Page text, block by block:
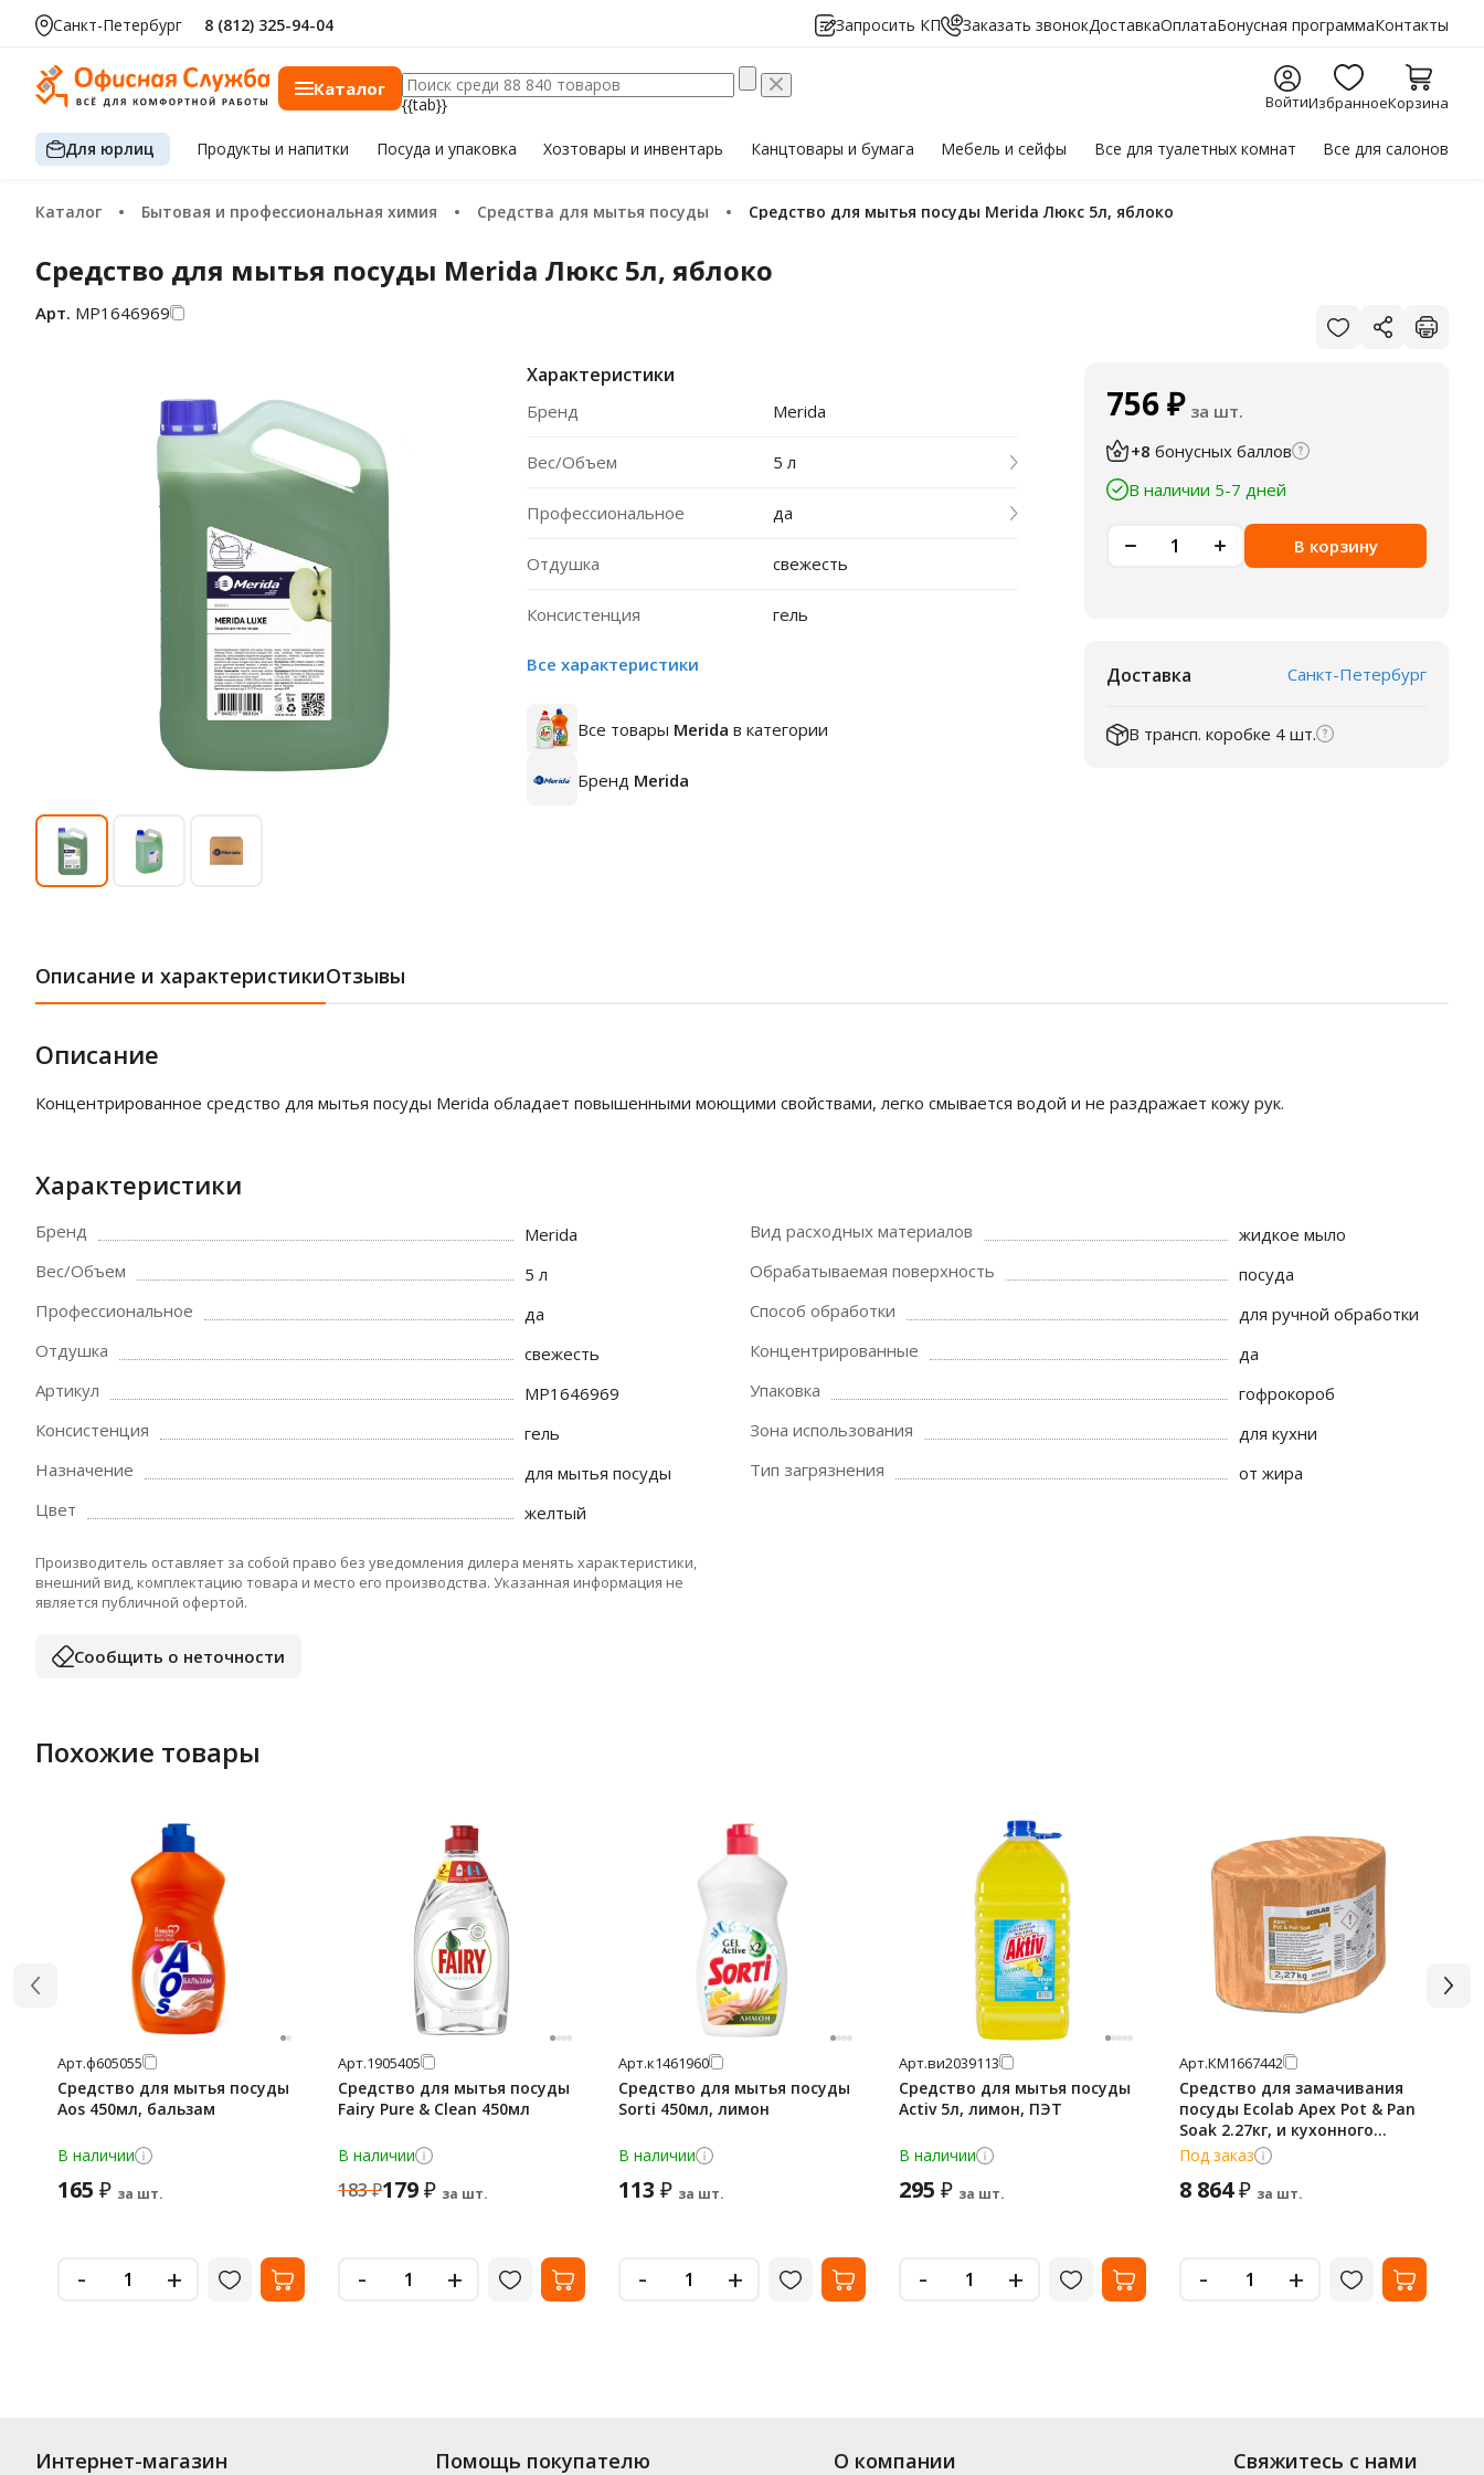
Санкт-Петербург 8 (812) 325-94-04 Запросить КП Заказать звонокДоставкаОплатаБонусная программаКонтакты
Каталог
{{tab}} ВойтиИзбранноеКорзина
Для юрлиц Продуктыи напитки Посуда и упаковка Хозтоварыи инвентарь Канцтовары и бумага Мебельи сейфы Все для туалетных комнат Все для салонов
Каталог Бытовая и профессиональная химия Средства для мытья посуды Средство для мытья посуды Merida Люкс 5л, яблоко
Средство для мытья посуды Merida Люкс 5л, яблоко
Арт. МР1646969
Характеристики
Бренд Merida
Вес/Объем 5 л
Профессиональное да
Отдушка свежесть
Консистенция гель
Все характеристики
Все товары Merida в категории
Бренд Merida
756₽ за шт.
+8 бонусных баллов
В наличии 5-7 дней
В корзину
Доставка Санкт-Петербург
В трансп. коробке 4 шт.
Описание и характеристикиОтзывы
Описание
Концентрированное средство для мытья посуды Merida обладает повышенными моющими свойствами, легко смывается водой и не раздражает кожу рук.
Характеристики
Бренд
Merida
Вес/Объем
5 л
Профессиональное
да
Отдушка
свежесть
Артикул
МР1646969
Консистенция
гель
Назначение
для мытья посуды
Цвет
желтый
Вид расходных материалов
жидкое мыло
Обрабатываемая поверхность
посуда
Способ обработки
для ручной обработки
Концентрированные
да
Упаковка
гофрокороб
Зона использования
для кухни
Тип загрязнения
от жира
Производитель оставляет за собой право без уведомления дилера менять характеристики,
внешний вид, комплектацию товара и место его производства. Указанная информация не
является публичной офертой.
Сообщить о неточности
Похожие товары
Арт.ф605055
Средство для мытья посуды
Aos 450мл, бальзам
В наличии
165 ₽ за шт.
- +
Арт.1905405
Средство для мытья посуды
Fairy Pure & Clean 450мл
В наличии
183₽179₽ за шт.
- +
Арт.к1461960
Средство для мытья посуды
Sorti 450мл, лимон
В наличии
113 ₽ за шт.
- +
Арт.ви2039113
Средство для мытья посуды
Activ 5л, лимон, ПЭТ
В наличии
295 ₽ за шт.
- +
Арт.КМ1667442
Средство для замачивания
посуды Ecolab Apex Pot & Pan
Soak 2.27кг, и кухонного
инвентаря, 9080030
Под заказ
8 864₽ за шт.
- +
Интернет-магазин Помощь покупателю О компании Свяжитесь с нами